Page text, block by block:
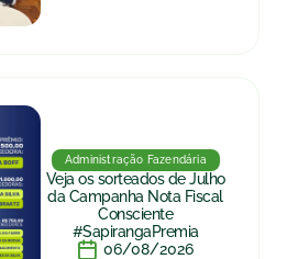
Administração Fazendária
Veja os sorteados de Julho
da Campanha Nota Fiscal
Consciente
#SapirangaPremia
06/08/2026